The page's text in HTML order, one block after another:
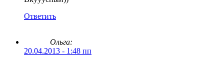
Ответить
Ольга:
20.04.2013 - 1:48 пп